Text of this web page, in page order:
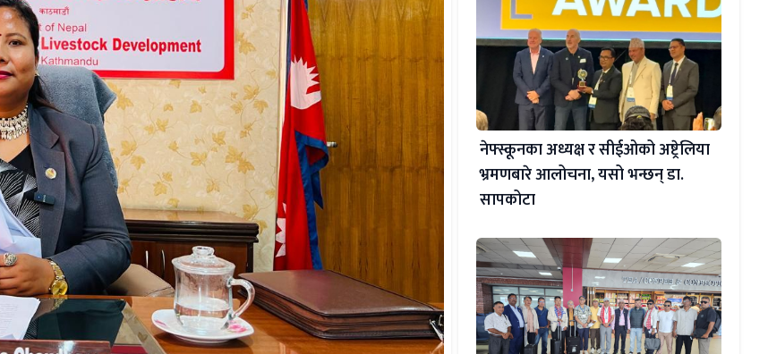
नेफ्स्कूनका अध्यक्ष र सीईओको अष्ट्रेलिया
भ्रमणबारे आलोचना, यसो भन्छन् डा‍.
सापकोटा